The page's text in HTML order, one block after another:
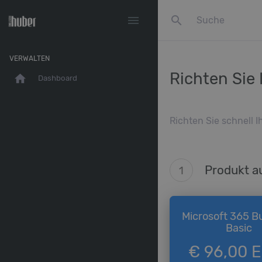
menu search
VERWALTEN
home Dashboard Richten Sie
Richten Sie schnell
1 Produkt
Microsoft 365
Basic
€ 96,00